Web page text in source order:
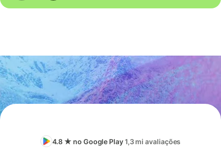
4.8 ★ no Google Play1,3 mi avaliações